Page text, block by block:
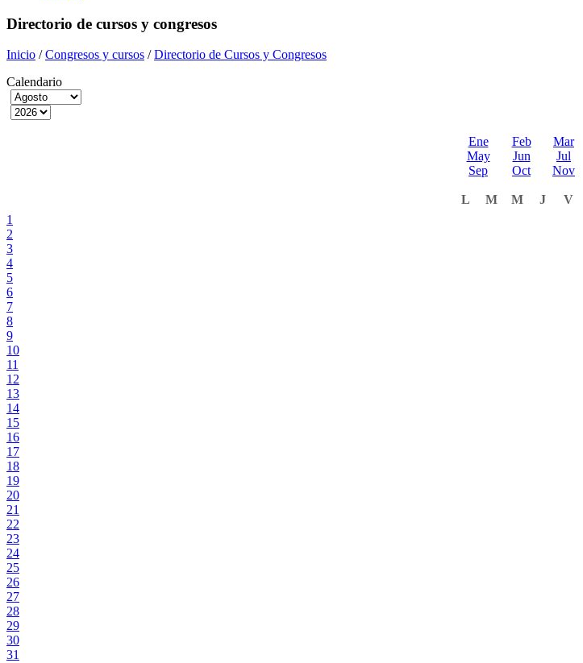
Directorio de cursos y congresos
Inicio /Congresos y cursos /Directorio de Cursos y Congresos
Calendario
Ene Feb Mar
May
Jun Jul
Sep
Oct Nov
L M M J V
1
2
3
4
5
6
7
8
9
10
11
12
13
14
15
16
17
18
19
20
21
22
23
24
25
26
27
28
29
30
31